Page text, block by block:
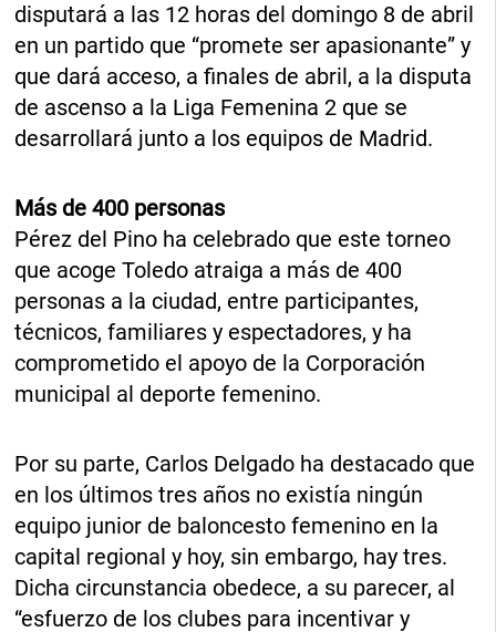
disputará a las 12 horas del domingo 8 de abril
en un partido que “promete ser apasionante” y
que dará acceso, a finales de abril, a la disputa
de ascenso a la Liga Femenina 2 que se
desarrollará junto a los equipos de Madrid.
Más de 400 personas
Pérez del Pino ha celebrado que este torneo
que acoge Toledo atraiga a más de 400
personas a la ciudad, entre participantes,
técnicos, familiares y espectadores, y ha
comprometido el apoyo de la Corporación
municipal al deporte femenino.
Por su parte, Carlos Delgado ha destacado que
en los últimos tres años no existía ningún
equipo junior de baloncesto femenino en la
capital regional y hoy, sin embargo, hay tres.
Dicha circunstancia obedece, a su parecer, al
“esfuerzo de los clubes para incentivar y